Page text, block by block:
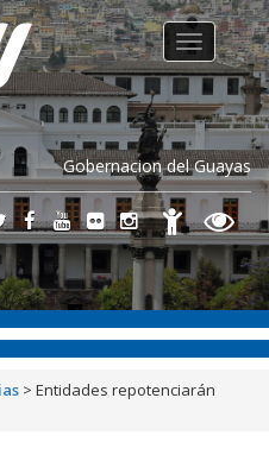
Gobernacion del Guayas
Toggle
navigation
> Entidades repotenciarán